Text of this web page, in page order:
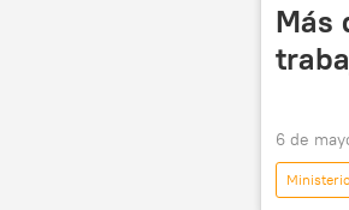
Más
6 de